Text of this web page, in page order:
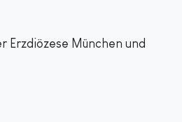
Erzdiözese München und